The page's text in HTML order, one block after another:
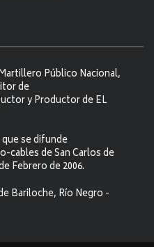
Público Nacional,
de
y Productor de EL
se difunde
cables de San Carlos de
Febrero de 2006.
Bariloche, Río Negro -